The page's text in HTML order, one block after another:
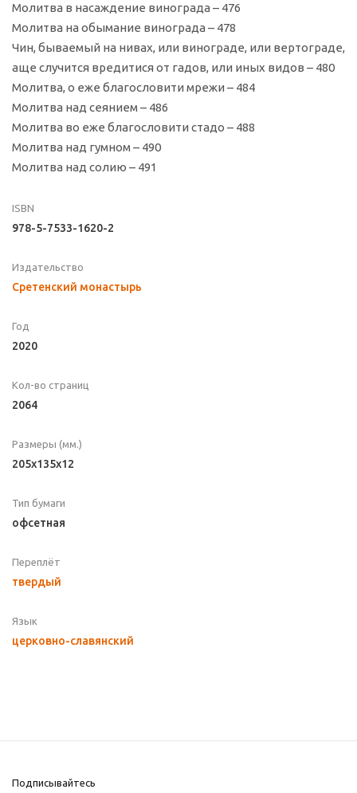
Молитва в насаждение винограда – 476
Молитва на обымание винограда – 478
Чин, бываемый на нивах, или винограде, или вертограде,
аще случится вредитися от гадов, или иных видов – 480
Молитва, о еже благословити мрежи – 484
Молитва над сеянием – 486
Молитва во еже благословити стадо – 488
Молитва над гумном – 490
Молитва над солию – 491
ISBN
978-5-7533-1620-2
Издательство
Сретенский монастырь
Год
2020
Кол-во страниц
2064
Размеры (мм.)
205х135х12
Тип бумаги
офсетная
Переплёт
твердый
Язык
церковно-славянский
Подписывайтесь